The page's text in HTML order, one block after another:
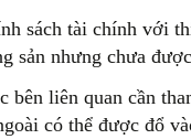
sách tài chính với
sản nhưng chưa
liên quan cần
có thể được đổ